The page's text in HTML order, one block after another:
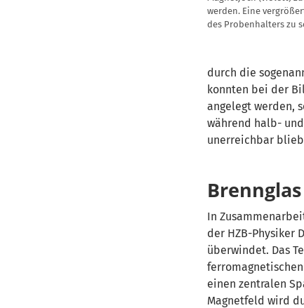
werden. Eine
des Probenhalters zu
durch die
konnten bei der
angelegt werden,
während halb-
unerreichbar
In
der HZB-Physiker
überwindet. Das
einen zentralen
Magnetfeld wird